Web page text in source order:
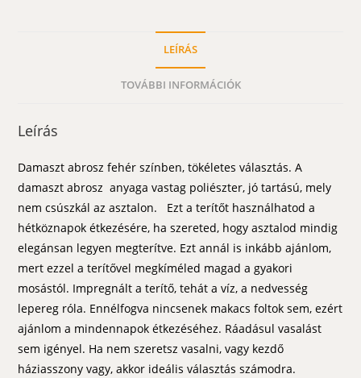
LEÍRÁS
TOVÁBBI INFORMÁCIÓK
Leírás
Damaszt abrosz fehér színben, tökéletes választás. A
damaszt abrosz anyaga vastag poliészter, jó tartású, mely
nem csúszkál az asztalon. Ezt a terítőt használhatod a
hétköznapok étkezésére, ha szereted, hogy asztalod mindig
elegánsan legyen megterítve. Ezt annál is inkább ajánlom,
mert ezzel a terítővel megkíméled magad a gyakori
mosástól. Impregnált a terítő, tehát a víz, a nedvesség
lepereg róla. Ennélfogva nincsenek makacs foltok sem, ezért
ajánlom a mindennapok étkezéséhez. Ráadásul vasalást
sem igényel. Ha nem szeretsz vasalni, vagy kezdő
háziasszony vagy, akkor ideális választás számodra.